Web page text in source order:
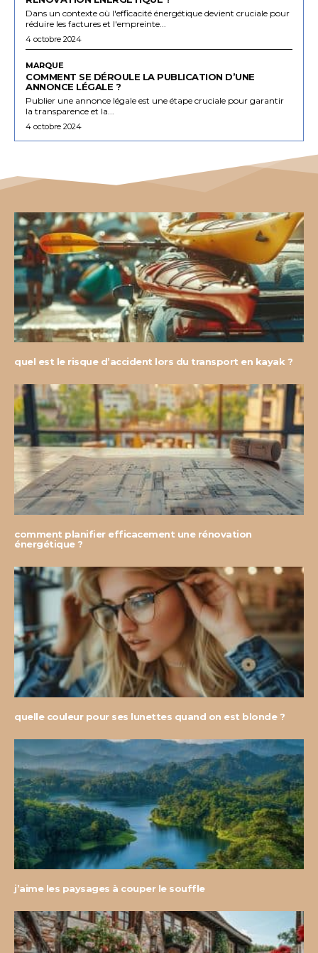
Dans un contexte où l'efficacité énergétique devient cruciale pour
réduire les factures et l'empreinte...
4 octobre 2024
MARQUE
COMMENT SE DÉROULE LA PUBLICATION D’UNE
ANNONCE LÉGALE ?
Publier une annonce légale est une étape cruciale pour garantir
la transparence et la...
4 octobre 2024
quel est le risque d’accident lors du transport en kayak ?
comment planifier efficacement une rénovation
énergétique ?
quelle couleur pour ses lunettes quand on est blonde ?
j’aime les paysages à couper le souffle